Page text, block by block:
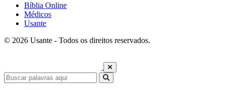
Bíblia Online
Médicos
Usante
© 2026 Usante - Todos os direitos reservados.